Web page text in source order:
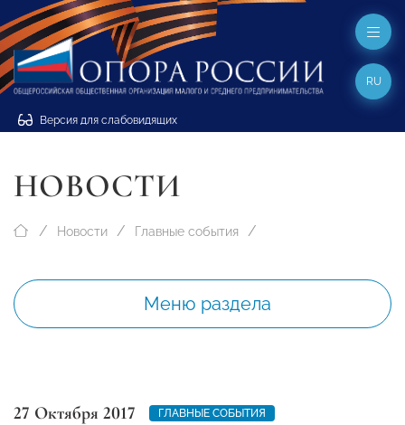
Версия для слабовидящих
RU
НОВОСТИ
Новости Главные события
Меню раздела
27 Октября 2017 ГЛАВНЫЕ СОБЫТИЯ